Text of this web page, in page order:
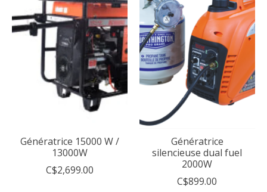
Génératrice 15000 W /
13000W
C$2,699.00
Génératrice
silencieuse dual fuel
2000W
C$899.00